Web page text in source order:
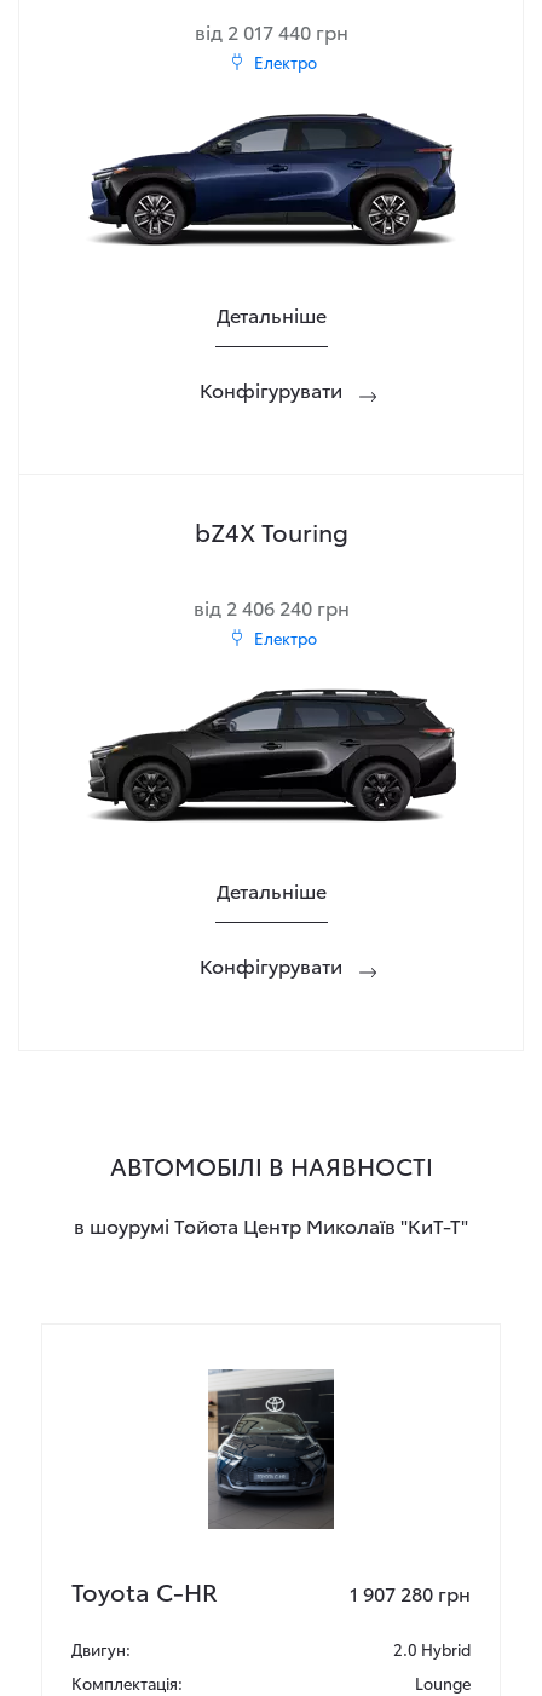
від 2 017 440 грн
Електро
Детальніше
Конфігурувати
bZ4X Touring
від 2 406 240 грн
Електро
Детальніше
Конфігурувати
АВТОМОБІЛІ В НАЯВНОСТІ
в шоурумі Тойота Центр Миколаїв "КиТ-Т"
Toyota C-HR 1 907 280 грн
Двигун:
2.0 Hybrid
Комплектація:
Lounge